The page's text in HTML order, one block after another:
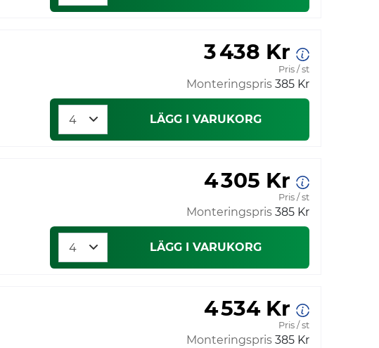
3 438 Kr
Pris / st
Monteringspris 385 Kr
LÄGG I VARUKORG
4 305 Kr
Pris / st
Monteringspris 385 Kr
LÄGG I VARUKORG
4 534 Kr
Pris / st
Monteringspris 385 Kr